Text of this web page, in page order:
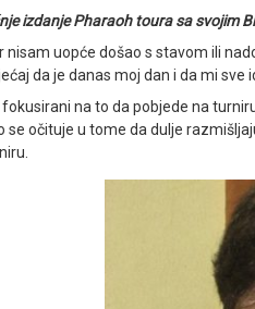
izdanje Pharaoh toura sa svojim
uopće došao s stavom ili
da je danas moj dan i da mi
na to da pobjede na
se očituje u tome da dulje